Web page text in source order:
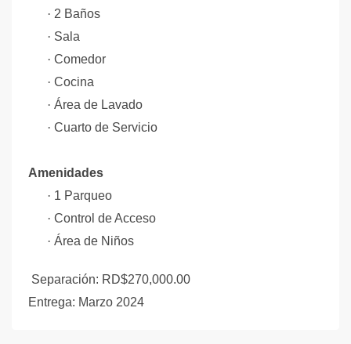
· 2 Baños
· Sala
· Comedor
· Cocina
· Área de Lavado
· Cuarto de Servicio
Amenidades
· 1 Parqueo
· Control de Acceso
· Área de Niños
Separación: RD$270,000.00
Entrega: Marzo 2024